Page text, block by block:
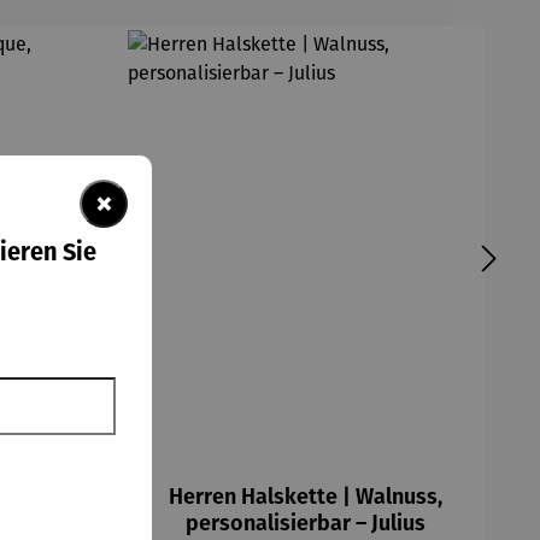
Herren Halskette | Walnuss,
personalisierbar – Julius
×
Sie